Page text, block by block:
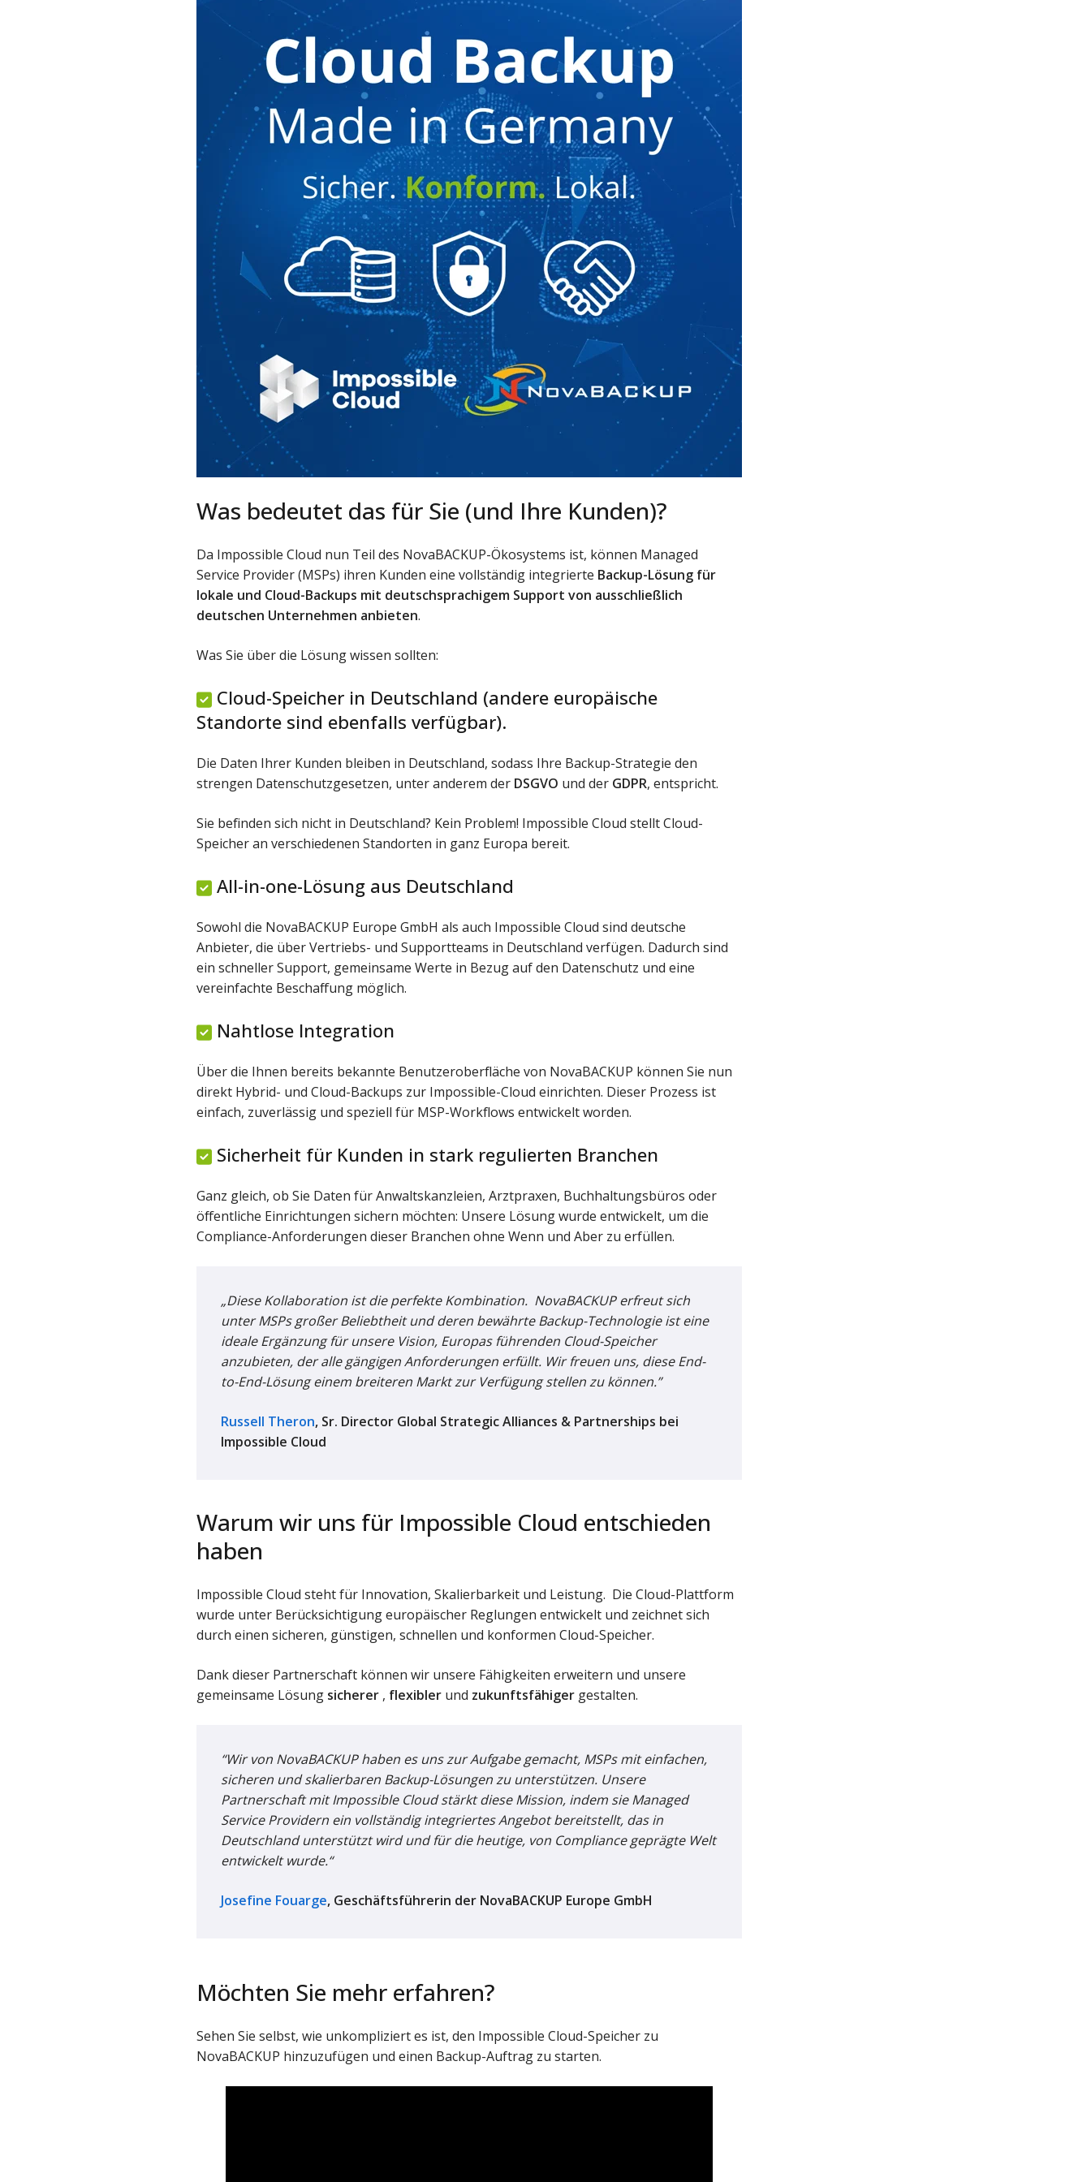
Was bedeutet das für Sie (und Ihre Kunden)?
Da Impossible Cloud nun Teil des NovaBACKUP-Ökosystems ist, können Managed
Service Provider (MSPs) ihren Kunden eine vollständig integrierte Backup-Lösung für
lokale und Cloud-Backups mit deutschsprachigem Support von ausschließlich
deutschen Unternehmen anbieten.
Was Sie über die Lösung wissen sollten:
Cloud-Speicher in Deutschland (andere europäische
Standorte sind ebenfalls verfügbar).
Die Daten Ihrer Kunden bleiben in Deutschland, sodass Ihre Backup-Strategie den
strengen Datenschutzgesetzen, unter anderem der DSGVO und der GDPR, entspricht.
Sie befinden sich nicht in Deutschland? Kein Problem! Impossible Cloud stellt Cloud-
Speicher an verschiedenen Standorten in ganz Europa bereit.
All-in-one-Lösung aus Deutschland
Sowohl die NovaBACKUP Europe GmbH als auch Impossible Cloud sind deutsche
Anbieter, die über Vertriebs- und Supportteams in Deutschland verfügen. Dadurch sind
ein schneller Support, gemeinsame Werte in Bezug auf den Datenschutz und eine
vereinfachte Beschaffung möglich.
Nahtlose Integration
Über die Ihnen bereits bekannte Benutzeroberfläche von NovaBACKUP können Sie nun
direkt Hybrid- und Cloud-Backups zur Impossible-Cloud einrichten. Dieser Prozess ist
einfach, zuverlässig und speziell für MSP-Workflows entwickelt worden.
Sicherheit für Kunden in stark regulierten Branchen
Ganz gleich, ob Sie Daten für Anwaltskanzleien, Arztpraxen, Buchhaltungsbüros oder
öffentliche Einrichtungen sichern möchten: Unsere Lösung wurde entwickelt, um die
Compliance-Anforderungen dieser Branchen ohne Wenn und Aber zu erfüllen.
„Diese Kollaboration ist die perfekte Kombination. NovaBACKUP erfreut sich
unter MSPs großer Beliebtheit und deren bewährte Backup-Technologie ist eine
ideale Ergänzung für unsere Vision, Europas führenden Cloud-Speicher
anzubieten, der alle gängigen Anforderungen erfüllt. Wir freuen uns, diese End-
to-End-Lösung einem breiteren Markt zur Verfügung stellen zu können.”
Russell Theron, Sr. Director Global Strategic Alliances & Partnerships bei
Impossible Cloud
Warum wir uns für Impossible Cloud entschieden
haben
Impossible Cloud steht für Innovation, Skalierbarkeit und Leistung. Die Cloud-Plattform
wurde unter Berücksichtigung europäischer Reglungen entwickelt und zeichnet sich
durch einen sicheren, günstigen, schnellen und konformen Cloud-Speicher.
Dank dieser Partnerschaft können wir unsere Fähigkeiten erweitern und unsere
gemeinsame Lösung sicherer , flexibler und zukunftsfähiger gestalten.
“Wir von NovaBACKUP haben es uns zur Aufgabe gemacht, MSPs mit einfachen,
sicheren und skalierbaren Backup-Lösungen zu unterstützen. Unsere
Partnerschaft mit Impossible Cloud stärkt diese Mission, indem sie Managed
Service Providern ein vollständig integriertes Angebot bereitstellt, das in
Deutschland unterstützt wird und für die heutige, von Compliance geprägte Welt
entwickelt wurde.“
Josefine Fouarge, Geschäftsführerin der NovaBACKUP Europe GmbH
Möchten Sie mehr erfahren?
Sehen Sie selbst, wie unkompliziert es ist, den Impossible Cloud-Speicher zu
NovaBACKUP hinzuzufügen und einen Backup-Auftrag zu starten.